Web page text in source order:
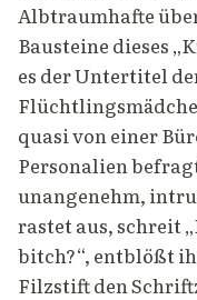
Albtraumhafte
Bausteine dieses
es der Untertitel
quasi von einer
Personalien
unangenehm,
rastet aus, schreit
bitch?“, entblößt
Filzstift den